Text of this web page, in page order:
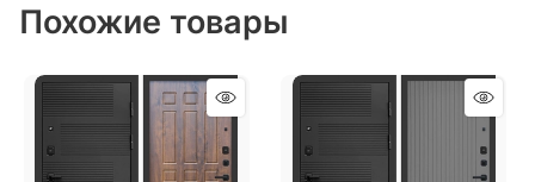
Похожие товары